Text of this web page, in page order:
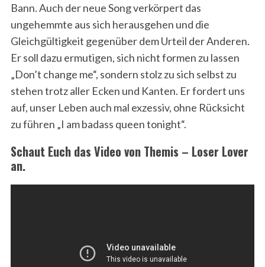
Bann. Auch der neue Song verkörpert das
ungehemmte aus sich herausgehen und die
Gleichgültigkeit gegenüber dem Urteil der Anderen.
Er soll dazu ermutigen, sich nicht formen zu lassen
„Don’t change me“, sondern stolz zu sich selbst zu
stehen trotz aller Ecken und Kanten. Er fordert uns
auf, unser Leben auch mal exzessiv, ohne Rücksicht
zu führen „I am badass queen tonight“.
Schaut Euch das Video von Themis – Loser Lover
an.